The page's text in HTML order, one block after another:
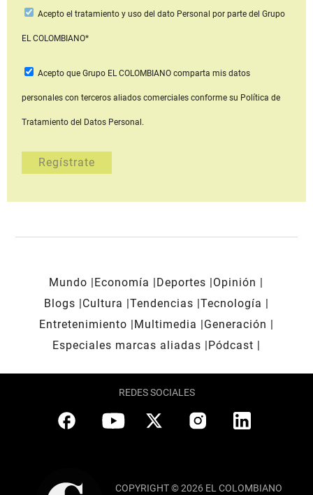
Acepto el tratamiento y uso del dato Personal por parte del Grupo
EL COLOMBIANO*
Acepto que Grupo EL COLOMBIANOcomparta mis datos
personales con terceros aliados comerciales conforme su Política de
Tratamiento del Datos Personal.
Mundo Economía Deportes
Opinión
Blogs
Cultura Tendencias Tecnología
Entretenimiento
Multimedia
Generación
Especiales marcas aliadas
Pódcast
REDES SOCIALES
COPYRIGHT © 2026 EL COLOMBIANO